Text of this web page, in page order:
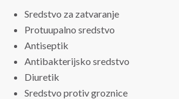
Sredstvo za zatvaranje
Protuupalno sredstvo
Antiseptik
Antibakterijsko sredstvo
Diuretik
Sredstvo protiv groznice